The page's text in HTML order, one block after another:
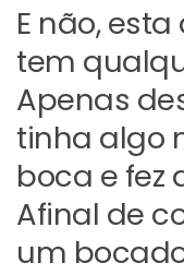
E não,
tem
Apenas
tinha algo
boca e fez
Afinal de
um